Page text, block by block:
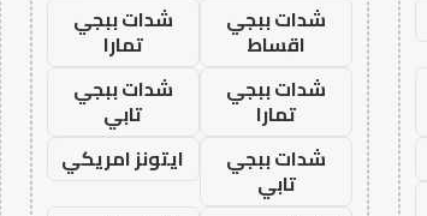
شدات ببجي
اقساط
شدات ببجي
تمارا
شدات ببجي
تمارا
شدات ببجي
تابي
شدات ببجي
تابي
ايتونز امريكي